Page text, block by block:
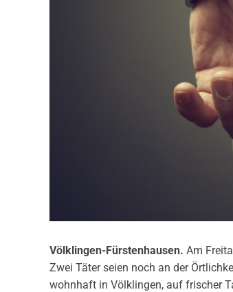
Völklingen-Fürstenhausen. Am
Zwei Täter seien noch an der
wohnhaft in Völklingen, auf frischer